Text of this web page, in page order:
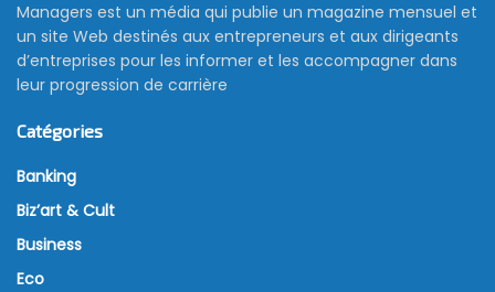
Managers est un média qui publie un magazine mensuel et
un site Web destinés aux entrepreneurs et aux dirigeants
d’entreprises pour les informer et les accompagner dans
leur progression de carrière
Catégories
Banking
Biz’art & Cult
Business
Eco